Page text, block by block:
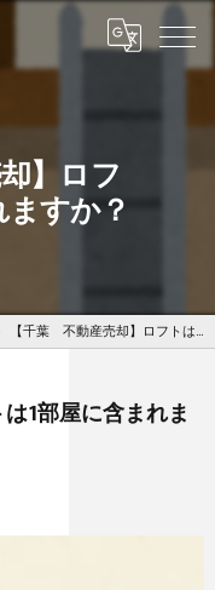
】ロフ
すか？
【千葉 不動産売却】ロフトは1部屋に含まれますか？
1部屋に含まれま